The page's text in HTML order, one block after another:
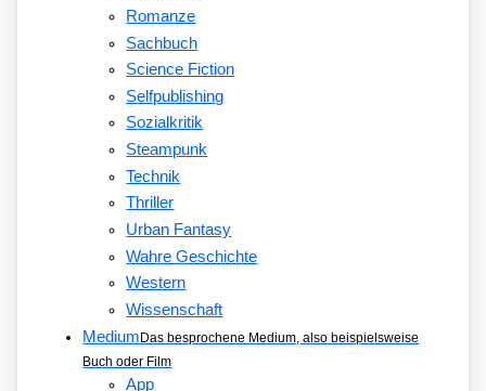
Romanze
Sachbuch
Science Fiction
Selfpublishing
Sozialkritik
Steampunk
Technik
Thriller
Urban Fantasy
Wahre Geschichte
Western
Wissenschaft
MediumDas besprochene Medium, also beispielsweise
Buch oder Film
App